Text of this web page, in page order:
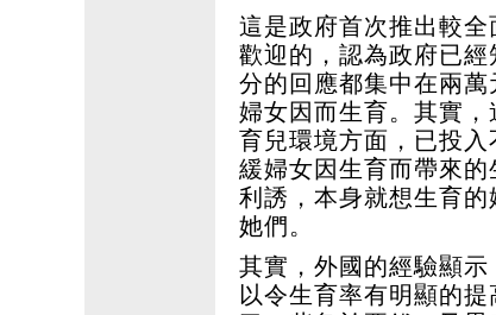
這是政府首次推出較
歡迎的，認為政府已
分的回應都集中在兩
婦女因而生育。其實
育兒環境方面，已投
緩婦女因生育而帶來
利誘，本身就想生育
她們。
其實，外國的經驗顯
以令生育率有明顯的